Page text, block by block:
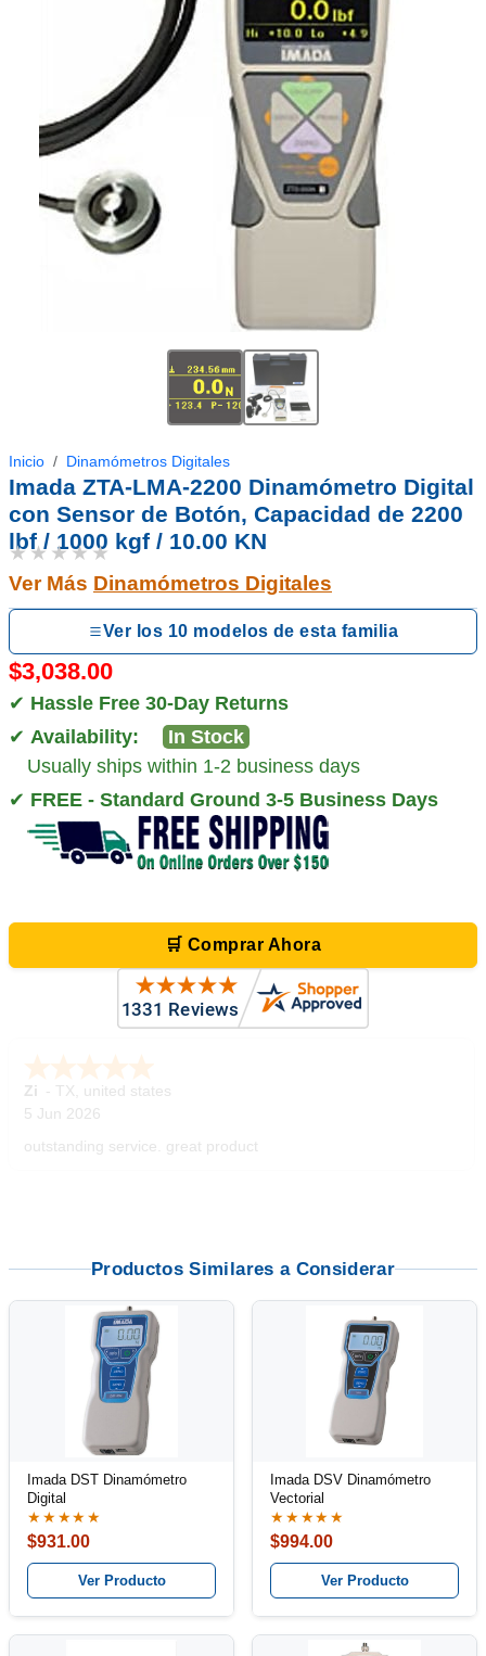
Inicio Dinamómetros Digitales
Imada ZTA-LMA-2200 Dinamómetro Digital
con Sensor de Botón, Capacidad de 2200
lbf / 1000 kgf / 10.00 KN
★★★★★
Ver Más Dinamómetros Digitales
Ver los 10 modelos de esta familia
$3,038.00
✔ Hassle Free 30-Day Returns
✔ Availability:
In Stock
Usually ships within 1-2 business days
✔ FREE - Standard Ground 3-5 Business Days
🛒 Comprar Ahora
Steven R.
3 Jun 2026
Item arrived quickly and as described. Seems to be exactly
Productos Similares a Considerar
Imada DST Dinamómetro
Digital
★★★★★
$931.00
Ver Producto
Imada DSV Dinamómetro
Vectorial
★★★★★
$994.00
Ver Producto